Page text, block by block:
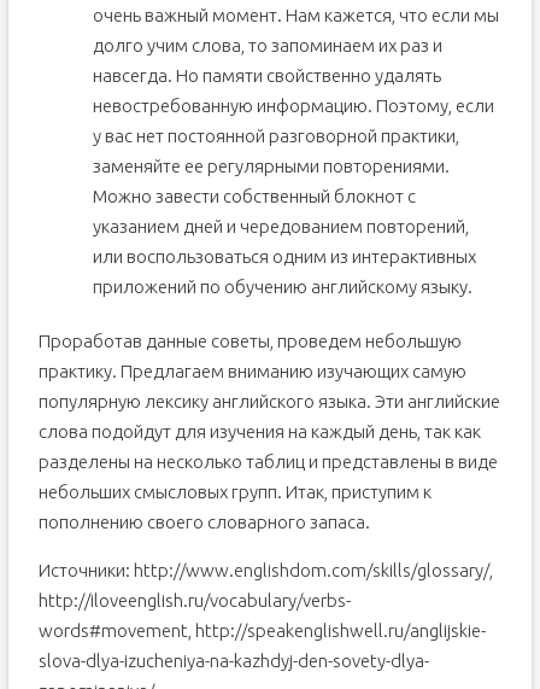
очень важный момент. Нам кажется, что если мы
долго учим слова, то запоминаем их раз и
навсегда. Но памяти свойственно удалять
невостребованную информацию. Поэтому, если
у вас нет постоянной разговорной практики,
заменяйте ее регулярными повторениями.
Можно завести собственный блокнот с
указанием дней и чередованием повторений,
или воспользоваться одним из интерактивных
приложений по обучению английскому языку.
Проработав данные советы, проведем небольшую
практику. Предлагаем вниманию изучающих самую
популярную лексику английского языка. Эти английские
слова подойдут для изучения на каждый день, так как
разделены на несколько таблиц и представлены в виде
небольших смысловых групп. Итак, приступим к
пополнению своего словарного запаса.
Источники: http://www.englishdom.com/skills/glossary/,
http://iloveenglish.ru/vocabulary/verbs-
words#movement, http://speakenglishwell.ru/anglijskie-
slova-dlya-izucheniya-na-kazhdyj-den-sovety-dlya-